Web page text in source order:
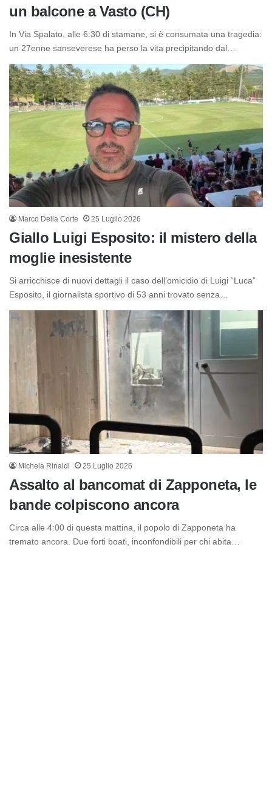
un balcone a Vasto (CH)
In Via Spalato, alle 6:30 di stamane, si è consumata una tragedia:
un 27enne sanseverese ha perso la vita precipitando dal…
Marco Della Corte 25 Luglio 2026
Giallo Luigi Esposito: il mistero della
moglie inesistente
Si arricchisce di nuovi dettagli il caso dell’omicidio di Luigi “Luca”
Esposito, il giornalista sportivo di 53 anni trovato senza…
Michela Rinaldi 25 Luglio 2026
Assalto al bancomat di Zapponeta, le
bande colpiscono ancora
Circa alle 4:00 di questa mattina, il popolo di Zapponeta ha
tremato ancora. Due forti boati, inconfondibili per chi abita…